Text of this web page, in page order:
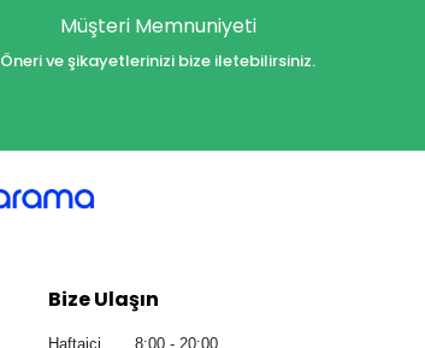
Müşteri Memnuniyeti
Öneri ve şikayetlerinizi bize iletebilirsiniz.
Bize Ulaşın
Haftaiçi 8:00 - 20:00